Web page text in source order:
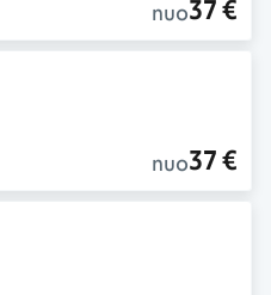
nuo37 €
nuo37 €